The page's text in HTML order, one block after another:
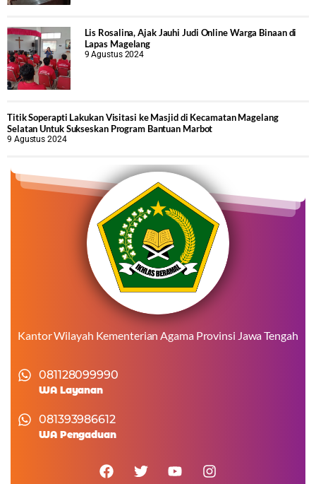
Lis Rosalina, Ajak Jauhi Judi Online Warga Binaan di
Lapas Magelang
9 Agustus 2024
Titik Soperapti Lakukan Visitasi ke Masjid di Kecamatan Magelang
Selatan Untuk Sukseskan Program Bantuan Marbot
9 Agustus 2024
Kantor Wilayah Kementerian Agama Provinsi Jawa Tengah
081128099990
WA Layanan
081393986612
WA Pengaduan